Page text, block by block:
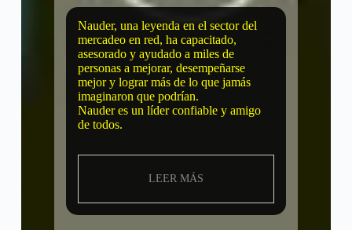
Nauder, una leyenda en el sector del
mercadeo en red, ha capacitado,
asesorado y ayudado a miles de
personas a mejorar, desempeñarse
mejor y lograr más de lo que jamás
imaginaron que podrían.
Nauder es un líder confiable y amigo
de todos.
LEER MÁS